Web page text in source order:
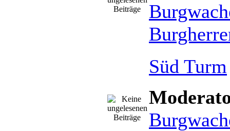
Süd Turm